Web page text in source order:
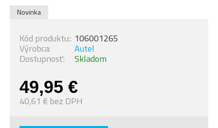
Novinka
49,95 €
40,61 € bez DPH
Dostupnosť: Skladom
Výrobca: Autel
Kód produktu:: 106001265